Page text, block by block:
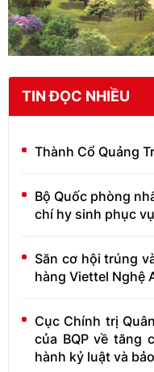
TIN ĐỌC NHIỀU
Thành Cổ Quảng
Bộ Quốc phòng
chí hy sinh phục
Săn cơ hội trúng
hàng Viettel Nghệ
Cục Chính trị
của BQP về tăng
hành kỷ luật và